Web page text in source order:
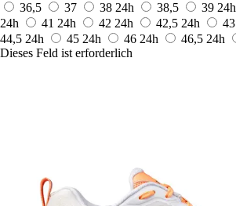
36,5
37 38 24h 38,5 39 24h
24h
41 24h 42 24h 42,5 24h 43
44,5 24h 45 24h 46 24h 46,5 24h
Dieses Feld ist erforderlich